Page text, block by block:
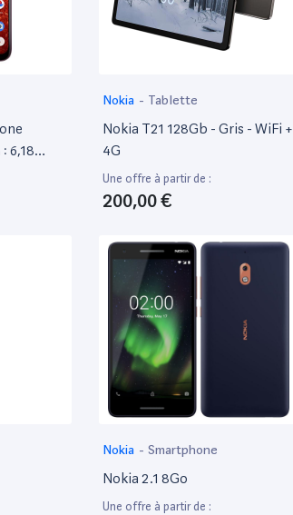
6,18
Sim
Iron
Nokia - Tablette
Nokia T21 128Gb - Gris - WiFi +
4G
Une offre à partir de :
200,00 €
Nokia - Smartphone
Nokia 2.1 8Go
Une offre à partir de :